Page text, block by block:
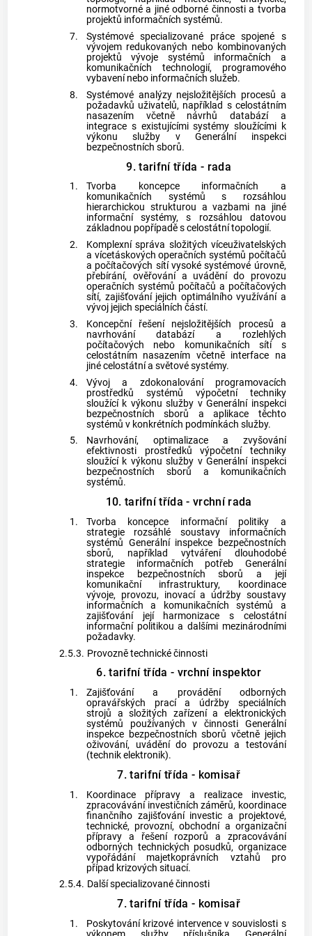
normotvorné a jiné odborné činnosti a tvorba
projektů informačních systémů.
7.
Systémové specializované práce spojené s
vývojem redukovaných nebo kombinovaných
projektů vývoje systémů informačních a
komunikačních technologií, programového
vybavení nebo informačních služeb.
8.
Systémové analýzy nejsložitějších procesů a
požadavků uživatelů, například s celostátním
nasazením včetně návrhů databází a
integrace s existujícími systémy sloužícími k
výkonu služby v Generální inspekci
bezpečnostních sborů.
9. tarifní třída - rada
1.
Tvorba koncepce informačních a
komunikačních systémů s rozsáhlou
hierarchickou strukturou a vazbami na jiné
informační systémy, s rozsáhlou datovou
základnou popřípadě s celostátní topologií.
2.
Komplexní správa složitých víceuživatelských
a vícetáskových operačních systémů počítačů
a počítačových sítí vysoké systémové úrovně,
přebírání, ověřování a uvádění do provozu
operačních systémů počítačů a počítačových
sítí, zajišťování jejich optimálního využívání a
vývoj jejich speciálních částí.
3.
Koncepční řešení nejsložitějších procesů a
navrhování databází a rozlehlých
počítačových nebo komunikačních sítí s
celostátním nasazením včetně interface na
jiné celostátní a světové systémy.
4.
Vývoj a zdokonalování programovacích
prostředků systémů výpočetní techniky
sloužící k výkonu služby v Generální inspekci
bezpečnostních sborů a aplikace těchto
systémů v konkrétních podmínkách služby.
5.
Navrhování, optimalizace a zvyšování
efektivnosti prostředků výpočetní techniky
sloužící k výkonu služby v Generální inspekci
bezpečnostních sborů a komunikačních
systémů.
10. tarifní třída - vrchní rada
1.
Tvorba koncepce informační politiky a
strategie rozsáhlé soustavy informačních
systémů Generální inspekce bezpečnostních
sborů, například vytváření dlouhodobé
strategie informačních potřeb Generální
inspekce bezpečnostních sborů a její
komunikační infrastruktury, koordinace
vývoje, provozu, inovací a údržby soustavy
informačních a komunikačních systémů a
zajišťování její harmonizace s celostátní
informační politikou a dalšími mezinárodními
požadavky.
2.5.3. Provozně technické činnosti
6. tarifní třída - vrchní inspektor
1.
Zajišťování a provádění odborných
opravářských prací a údržby speciálních
strojů a složitých zařízení a elektronických
systémů používaných v činnosti Generální
inspekce bezpečnostních sborů včetně jejich
oživování, uvádění do provozu a testování
(technik elektronik).
7. tarifní třída - komisař
1.
Koordinace přípravy a realizace investic,
zpracovávání investičních záměrů, koordinace
finančního zajišťování investic a projektové,
technické, provozní, obchodní a organizační
přípravy a řešení rozporů a zpracovávání
odborných technických posudků, organizace
vypořádání majetkoprávních vztahů pro
případ krizových situací.
2.5.4. Další specializované činnosti
7. tarifní třída - komisař
1.
Poskytování krizové intervence v souvislosti s